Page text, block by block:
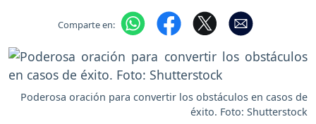
Comparte en:
Poderosa oración para convertir los obstáculos en casos de
éxito. Foto: Shutterstock